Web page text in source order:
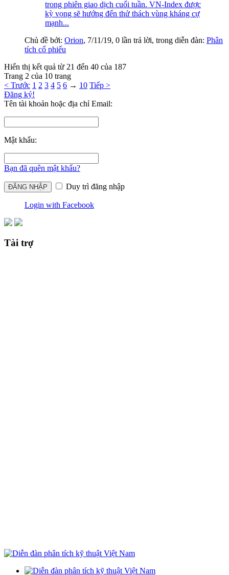
trong phiên giao dịch cuối tuần. VN-Index được
kỳ vọng sẽ hướng đến thử thách vùng kháng cự
mạnh...
Chủ đề bởi: Orion, 7/11/19, 0 lần trả lời, trong diễn đàn: Phân
tích cổ phiếu
Hiển thị kết quả từ 21 đến 40 của 187
Trang 2 của 10 trang
< Trước 1 2 3 4 5 6 → 10 Tiếp >
Đăng ký!
Tên tài khoản hoặc địa chỉ Email:
Mật khẩu:
Bạn đã quên mật khẩu?
Duy trì đăng nhập
Login with Facebook
Tài trợ